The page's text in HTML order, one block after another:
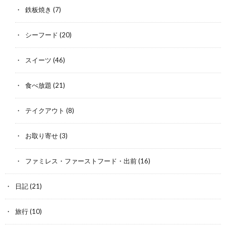
鉄板焼き (7)
シーフード (20)
スイーツ (46)
食べ放題 (21)
テイクアウト (8)
お取り寄せ(3)
ファミレス・ファーストフード・出前(16)
日記(21)
旅行(10)